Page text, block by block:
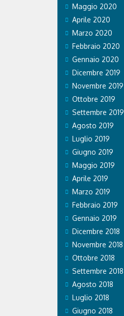
Maggio 2020
Aprile 2020
Marzo 2020
Febbraio 2020
Gennaio 2020
Dicembre 2019
Novembre 2019
Ottobre 2019
Settembre 2019
Agosto 2019
Luglio 2019
Giugno 2019
Maggio 2019
Aprile 2019
Marzo 2019
Febbraio 2019
Gennaio 2019
Dicembre 2018
Novembre 2018
Ottobre 2018
Settembre 2018
Agosto 2018
Luglio 2018
Giugno 2018